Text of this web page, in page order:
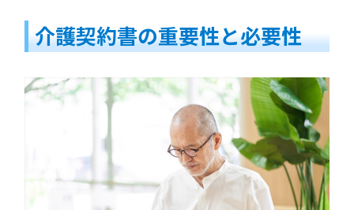
介護契約書の重要性と必要性